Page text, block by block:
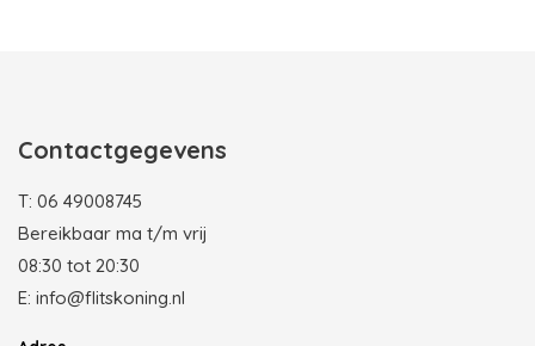
Contactgegevens
T: 06 49008745
Bereikbaar ma t/m vrij
08:30 tot 20:30
E: info@flitskoning.nl